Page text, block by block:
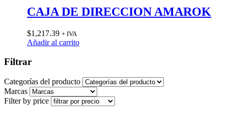
CAJA DE DIRECCION AMAROK
$1,217.39 + IVA
Añadir al carrito
Filtrar
Categorías del producto
Marcas
Filter by price